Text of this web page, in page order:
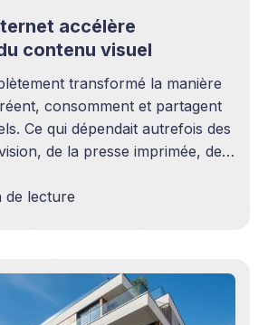
accélère
contenu visuel
transformé la manière
consomment et partagent
Ce qui dépendait autrefois des
de la presse imprimée, des
circule désormais en
les smartphones, les
de lecture